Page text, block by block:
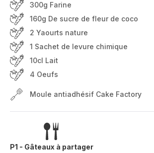
300g Farine
160g De sucre de fleur de coco
2 Yaourts nature
1 Sachet de levure chimique
10cl Lait
4 Oeufs
Moule antiadhésif Cake Factory
P1 - Gâteaux à partager